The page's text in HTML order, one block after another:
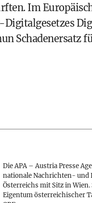
Im
Digitalgesetzes
Schadenersatz
Die APA – Austria Presse
nationale Nachrichten- und
Österreichs mit Sitz in
Eigentum österreichischer